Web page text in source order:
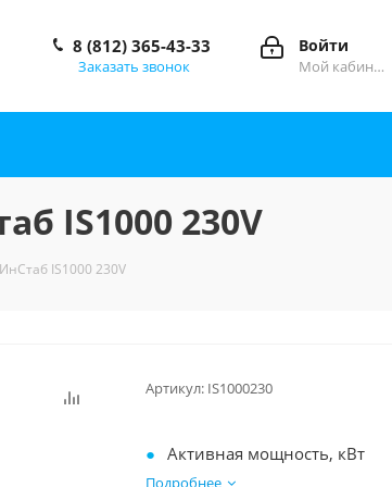
Войти
Мой кабинет
8 (812) 365-43-33
Заказать звонок
IS1000 230V
IS1000 230V
Артикул: IS1000230
Активная
Подробнее